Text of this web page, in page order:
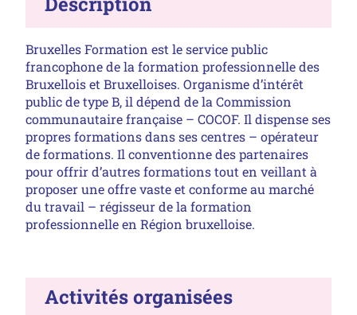
Bruxelles Formation est le service public
francophone de la formation professionnelle des
Bruxellois et Bruxelloises. Organisme d’intérêt
public de type B, il dépend de la Commission
communautaire française – COCOF. Il dispense ses
propres formations dans ses centres – opérateur
de formations. Il conventionne des partenaires
pour offrir d’autres formations tout en veillant à
proposer une offre vaste et conforme au marché
du travail – régisseur de la formation
professionnelle en Région bruxelloise.
Activités organisées